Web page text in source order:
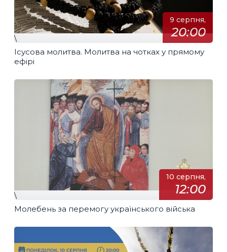
9 серпня,
20:00
\
Ісусова молитва. Молитва на чотках у прямому
ефірі
10 серпня,
12:00
\
Молебень за перемогу українського війська